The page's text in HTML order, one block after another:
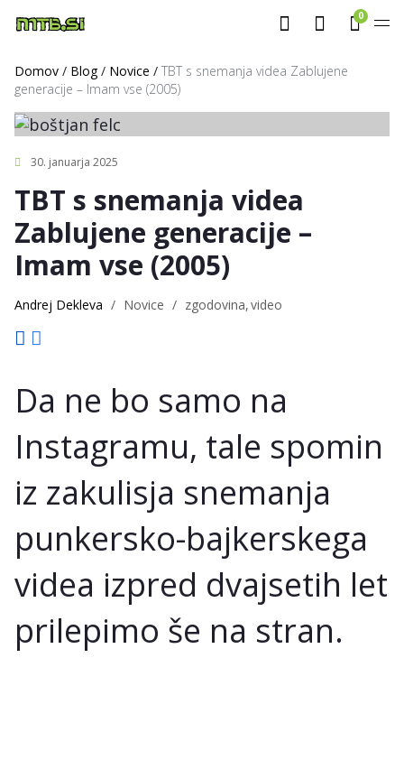
0
Domov / Blog/ Novice / TBT s snemanja videa Zablujene
generacije – Imam vse (2005)
30. januarja 2025
TBT s snemanja videa
Zablujene generacije –
Imam vse (2005)
Andrej Dekleva / Novice / zgodovina video
Da ne bo samo na
Instagramu, tale spomin
iz zakulisja snemanja
punkersko-bajkerskega
videa izpred dvajsetih let
prilepimo še na stran.